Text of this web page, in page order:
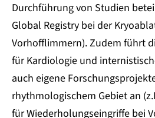
Durchführung von Studien
Global Registry bei der
Vorhofflimmern). Zudem führt
für Kardiologie und
auch eigene
rhythmologischem Gebiet an
für Wiederholungseingriffe bei